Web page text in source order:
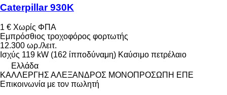
Caterpillar 930K
1 € Χωρίς ΦΠΑ
Εμπρόσθιος τροχοφόρος φορτωτής
12.300 ωρ./λειτ.
Ισχύς 119 kW (162 ίπποδύναμη) Καύσιμο πετρέλαιο
Ελλάδα
ΚΑΛΛΕΡΓΗΣ ΑΛΕΞΑΝΔΡΟΣ ΜΟΝΟΠΡΟΣΩΠΗ ΕΠΕ
Επικοινωνία με τον πωλητή